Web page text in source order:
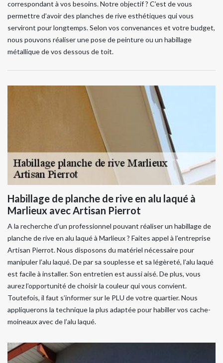
correspondant à vos besoins. Notre objectif ? C’est de vous
permettre d’avoir des planches de rive esthétiques qui vous
serviront pour longtemps. Selon vos convenances et votre budget,
nous pouvons réaliser une pose de peinture ou un habillage
métallique de vos dessous de toit.
Habillage de planche de rive en alu laqué à
Marlieux avec Artisan Pierrot
A la recherche d’un professionnel pouvant réaliser un habillage de
planche de rive en alu laqué à Marlieux ? Faites appel à l’entreprise
Artisan Pierrot. Nous disposons du matériel nécessaire pour
manipuler l’alu laqué. De par sa souplesse et sa légèreté, l’alu laqué
est facile à installer. Son entretien est aussi aisé. De plus, vous
aurez l’opportunité de choisir la couleur qui vous convient.
Toutefois, il faut s’informer sur le PLU de votre quartier. Nous
appliquerons la technique la plus adaptée pour habiller vos cache-
moineaux avec de l’alu laqué.